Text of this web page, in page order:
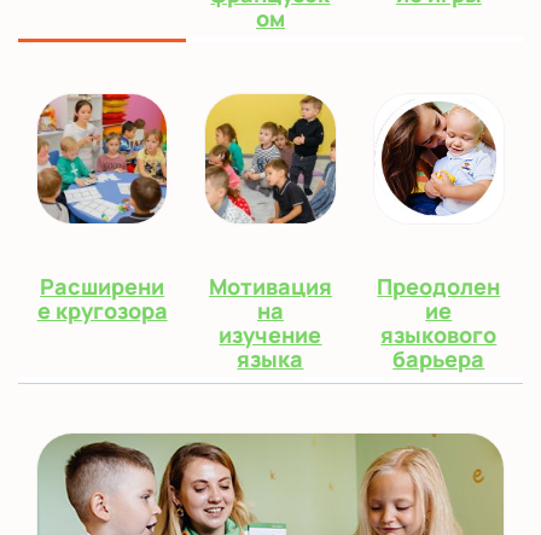
ом
Расширени
е кругозора
Мотивация
на
изучение
языка
Преодолен
ие
языкового
барьера